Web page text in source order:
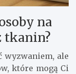
na
tkanin?
wyzwaniem, ale
które mogą Ci